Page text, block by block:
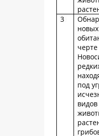
3
черте
под
видов